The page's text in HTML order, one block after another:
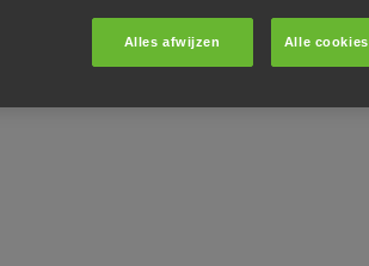
Alles afwijzen Alle